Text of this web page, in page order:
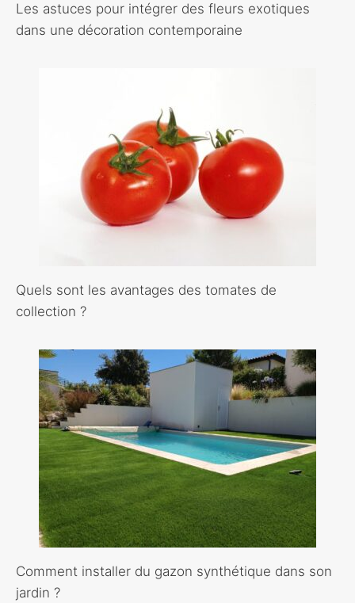
Les astuces pour intégrer des fleurs exotiques
dans une décoration contemporaine
Quels sont les avantages des tomates de
collection ?
Comment installer du gazon synthétique dans son
jardin ?